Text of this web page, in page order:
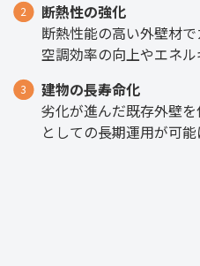
断熱性の強化
断熱性能の高い外壁材
空調効率の向上やエネル
建物の長寿命化
劣化が進んだ既存外壁
としての長期運用が可能